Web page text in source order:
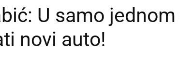
U samo
novi auto!